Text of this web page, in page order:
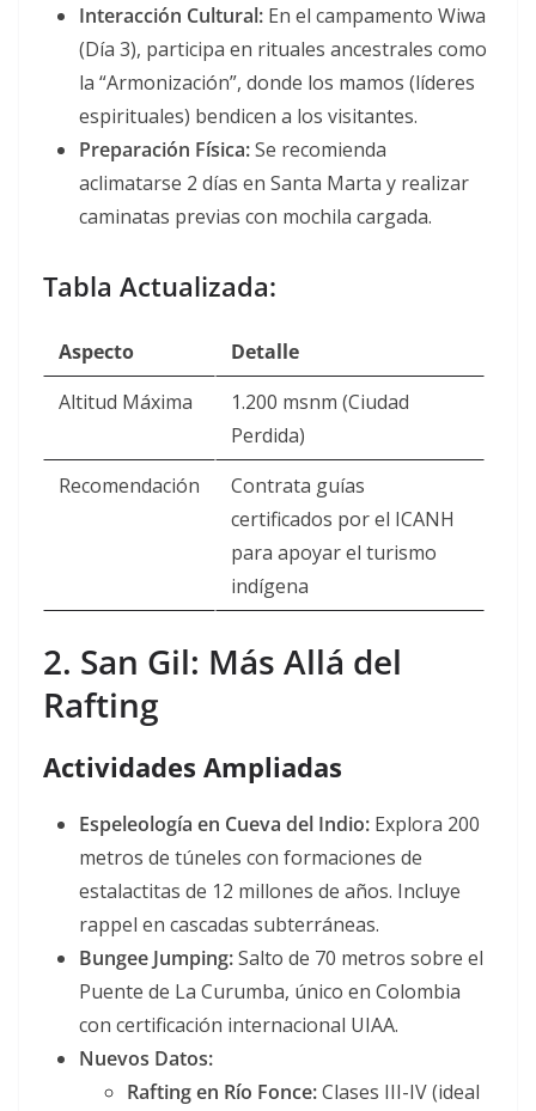
Interacción Cultural: En el campamento Wiwa
(Día 3), participa en rituales ancestrales como
la “Armonización”, donde los mamos (líderes
espirituales) bendicen a los visitantes.
Preparación Física:Se recomienda
aclimatarse 2 días en Santa Marta y realizar
caminatas previas con mochila cargada.
Tabla Actualizada:
Aspecto
Detalle
Altitud Máxima
1.200 msnm (Ciudad
Perdida)
Recomendación
Contrata guías
certificados por el ICANH
para apoyar el turismo
indígena
2. San Gil: Más Allá del
Rafting
Actividades Ampliadas
Espeleología en Cueva del Indio: Explora 200
metros de túneles con formaciones de
estalactitas de 12 millones de años. Incluye
rappel en cascadas subterráneas.
Bungee Jumping:Salto de 70 metros sobre el
Puente de La Curumba, único en Colombia
con certificación internacional UIAA.
Nuevos Datos:
Rafting en Río Fonce:Clases III-IV (ideal